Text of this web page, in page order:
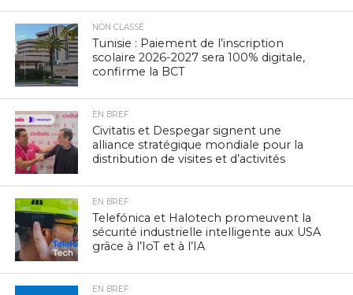
NON CLASSÉ
Tunisie : Paiement de l’inscription
scolaire 2026-2027 sera 100% digitale,
confirme la BCT
EN BREF
Civitatis et Despegar signent une
alliance stratégique mondiale pour la
distribution de visites et d’activités
EN BREF
Telefónica et Halotech promeuvent la
sécurité industrielle intelligente aux USA
grâce à l’IoT et à l’IA
EN BREF